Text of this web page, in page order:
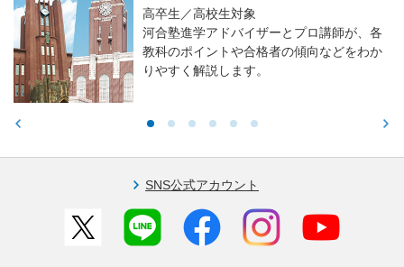
高卒生／高校生対象
河合塾進学アドバイザーとプロ講師が、各
教科のポイントや合格者の傾向などをわか
りやすく解説します。
SNS公式アカウント